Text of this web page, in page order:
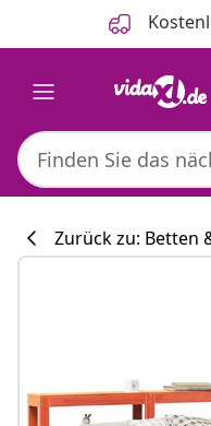
Zurück zu: Betten